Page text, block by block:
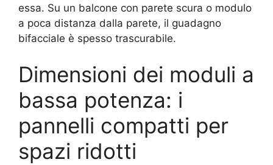
essa. Su un balcone con parete scura o modulo
a poca distanza dalla parete, il guadagno
bifacciale è spesso trascurabile.
Dimensioni dei moduli a
bassa potenza: i
pannelli compatti per
spazi ridotti